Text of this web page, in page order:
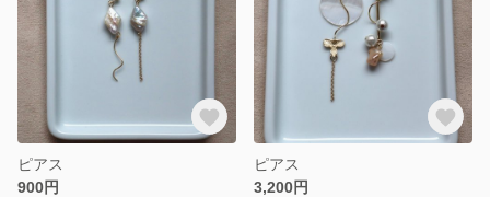
ピアス
900円
ピアス
3,200円